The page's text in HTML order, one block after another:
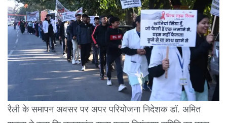
रैली के समापन अवसर पर अपर परियोजना निदेशक डॉ. अमित